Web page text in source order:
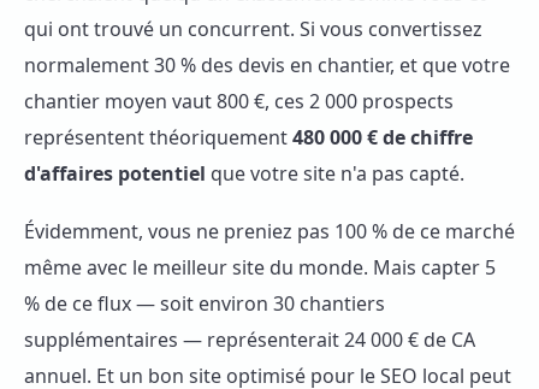
qui ont trouvé un concurrent. Si vous convertissez
normalement 30 % des devis en chantier, et que votre
chantier moyen vaut 800 €, ces 2 000 prospects
représentent théoriquement480 000 € de chiffre
d'affaires potentiel que votre site n'a pas capté.
Évidemment, vous ne preniez pas 100 % de ce marché
même avec le meilleur site du monde. Mais capter 5
% de ce flux — soit environ 30 chantiers
supplémentaires — représenterait 24 000 € de CA
annuel. Et un bon site optimisé pour le SEO local peut